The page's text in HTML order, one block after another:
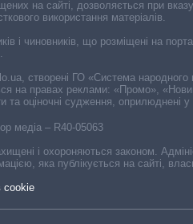
медіа – R40-05063
і охороняються законом.
яка публікується на сайті,
cookie
на сайті, дозволяється при
використання матеріалів.
і чиновників, що розміщені на
створені ГО «Система
на правах реклами: «Промо»,
та оціночні судження,